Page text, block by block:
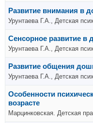
Развитие внимания в
Урунтаева Г.А., Детская
Сенсорное развитие в
Урунтаева Г.А., Детская
Развитие общения
Урунтаева Г.А., Детская
Особенности
возрасте
Марцинковская. Детская